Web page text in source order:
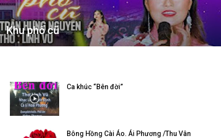
Khu phố cũ
Ca khúc “Bên đời”
Bông Hồng Cài Áo. Ái Phương /Thu Vân